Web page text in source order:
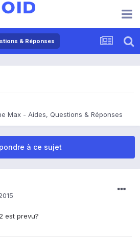
& Réponses
Max - Aides, Questions & Réponses
à ce sujet
est prevu?